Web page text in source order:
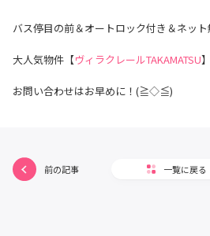
バス停目の前＆オートロック付き＆ネット
大人気物件【ヴィラクレールTAKAMATSU
お問い合わせはお早めに！(≧◇≦)
前の記事 一覧に戻る